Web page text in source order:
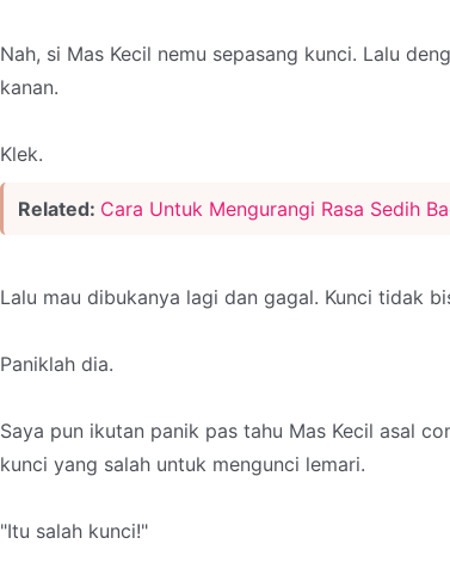
Nah, si Mas Kecil nemu sepasang kunci. Lalu
kanan.
Klek.
Related: Cara Untuk Mengurangi Rasa Sedih
Lalu mau dibukanya lagi dan gagal. Kunci tidak
Paniklah dia.
Saya pun ikutan panik pas tahu Mas Kecil asal
kunci yang salah untuk mengunci lemari.
"Itu salah kunci!"